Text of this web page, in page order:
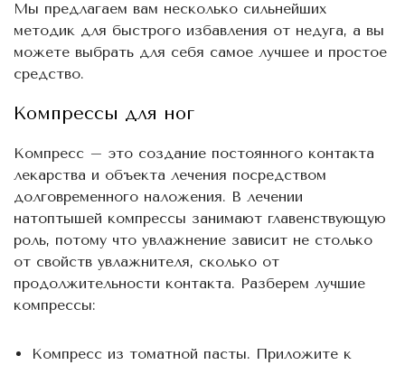
Мы предлагаем вам несколько сильнейших
методик для быстрого избавления от недуга, а вы
можете выбрать для себя самое лучшее и простое
средство.
Компрессы для ног
Компресс – это создание постоянного контакта
лекарства и объекта лечения посредством
долговременного наложения. В лечении
натоптышей компрессы занимают главенствующую
роль, потому что увлажнение зависит не столько
от свойств увлажнителя, сколько от
продолжительности контакта. Разберем лучшие
компрессы:
Компресс из томатной пасты. Приложите к